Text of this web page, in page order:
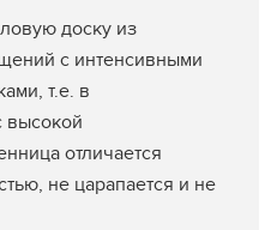
доску из
с интенсивными
т.е. в
высокой
отличается
не царапается и не